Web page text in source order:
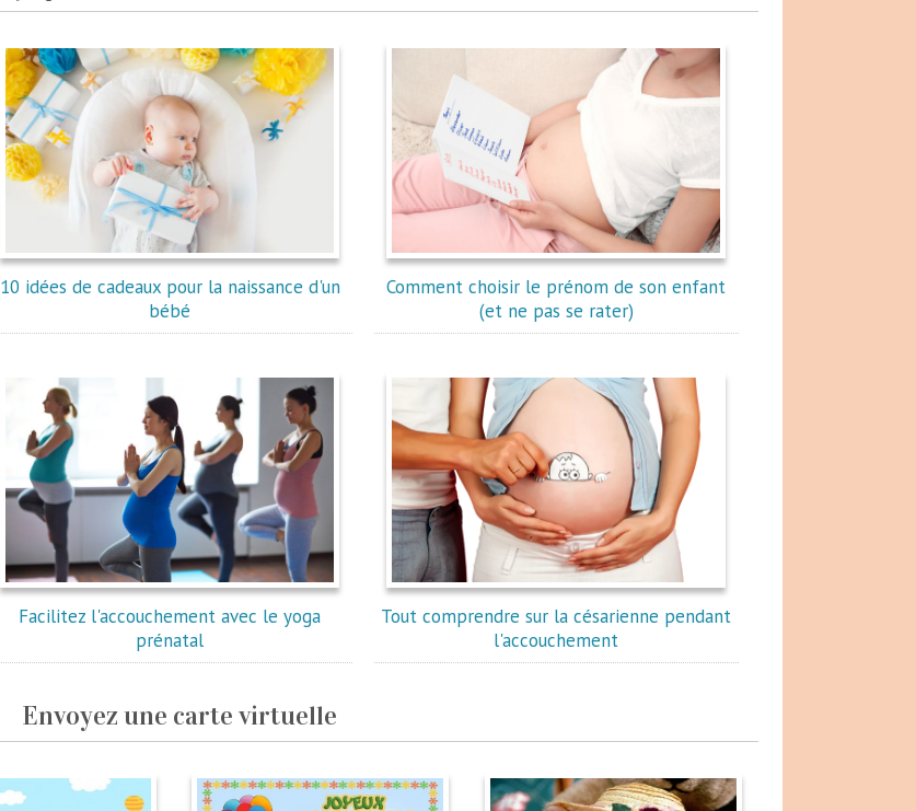
10 idées de cadeaux pour la naissance d'un
bébé
Comment choisir le prénom de son enfant
(et ne pas se rater)
Facilitez l'accouchement avec le yoga
prénatal
Tout comprendre sur la césarienne pendant
l'accouchement
Envoyez une carte virtuelle